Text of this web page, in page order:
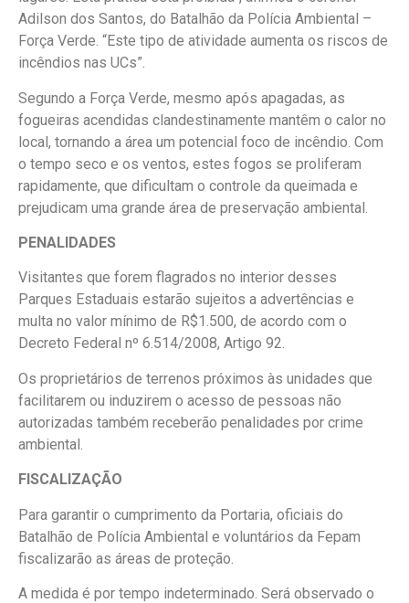
Adilson dos Santos, do Batalhão da Polícia Ambiental –
Força Verde. “Este tipo de atividade aumenta os riscos de
incêndios nas UCs”.
Segundo a Força Verde, mesmo após apagadas, as
fogueiras acendidas clandestinamente mantêm o calor no
local, tornando a área um potencial foco de incêndio. Com
o tempo seco e os ventos, estes fogos se proliferam
rapidamente, que dificultam o controle da queimada e
prejudicam uma grande área de preservação ambiental.
PENALIDADES
Visitantes que forem flagrados no interior desses
Parques Estaduais estarão sujeitos a advertências e
multa no valor mínimo de R$1.500, de acordo com o
Decreto Federal nº 6.514/2008, Artigo 92.
Os proprietários de terrenos próximos às unidades que
facilitarem ou induzirem o acesso de pessoas não
autorizadas também receberão penalidades por crime
ambiental.
FISCALIZAÇÃO
Para garantir o cumprimento da Portaria, oficiais do
Batalhão de Polícia Ambiental e voluntários da Fepam
fiscalizarão as áreas de proteção.
A medida é por tempo indeterminado. Será observado o